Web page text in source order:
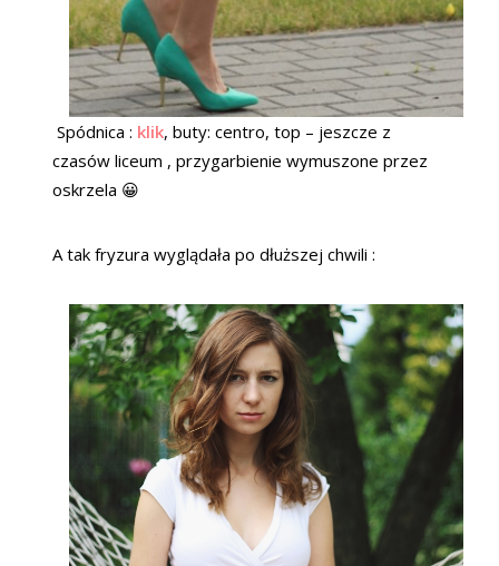
Spódnica : klik, buty: centro, top – jeszcze z
czasów liceum , przygarbienie wymuszone przez
oskrzela 😀
A tak fryzura wyglądała po dłuższej chwili :